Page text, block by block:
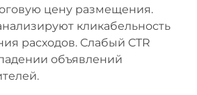
цену размещения.
кликабельность
расходов. Слабый CTR
объявлений